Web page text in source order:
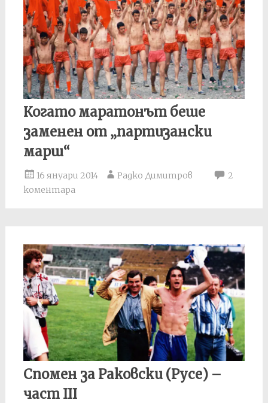
Когато маратонът беше
заменен от „партизански
марш“
16 януари 2014 Радко Димитров
2
коментара
Спомен за Раковски (Русе) –
част III